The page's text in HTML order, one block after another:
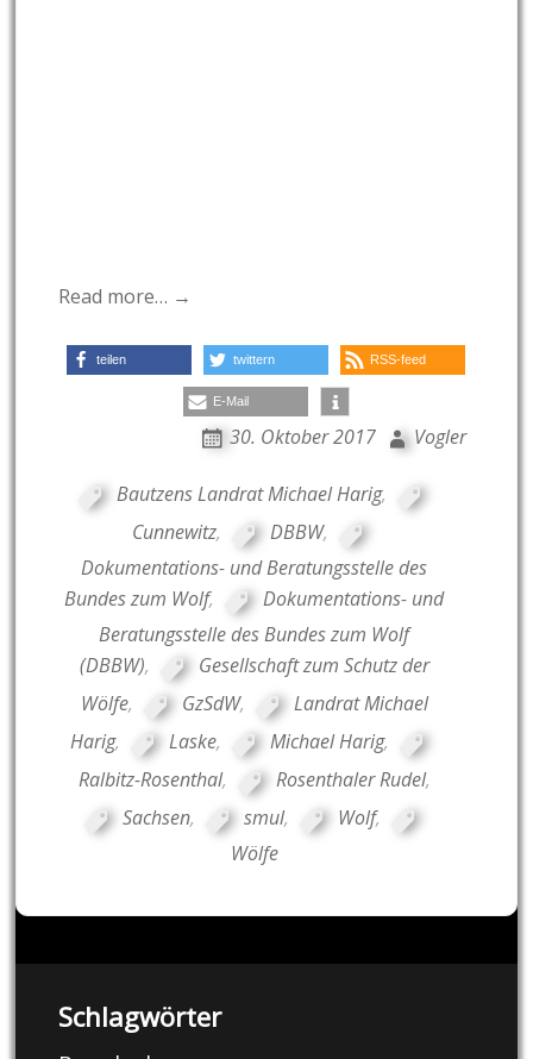
Read more… →
teilen twittern RSS-feed
E-Mail
30. Oktober 2017 Vogler
Bautzens Landrat Michael Harig,
Cunnewitz, DBBW,
Dokumentations- und Beratungsstelle des
Bundes zum Wolf,
Dokumentations- und
Beratungsstelle des Bundes zum Wolf
(DBBW),
Gesellschaft zum Schutz der
Wölfe, GzSdW,
Landrat Michael
Harig, Laske, Michael Harig,
Ralbitz-Rosenthal, Rosenthaler Rudel,
Sachsen, smul, Wolf,
Wölfe
Schlagwörter